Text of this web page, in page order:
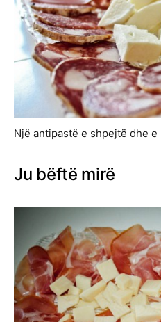
Një antipastë e shpejtë dhe e
Ju bëftë mirë